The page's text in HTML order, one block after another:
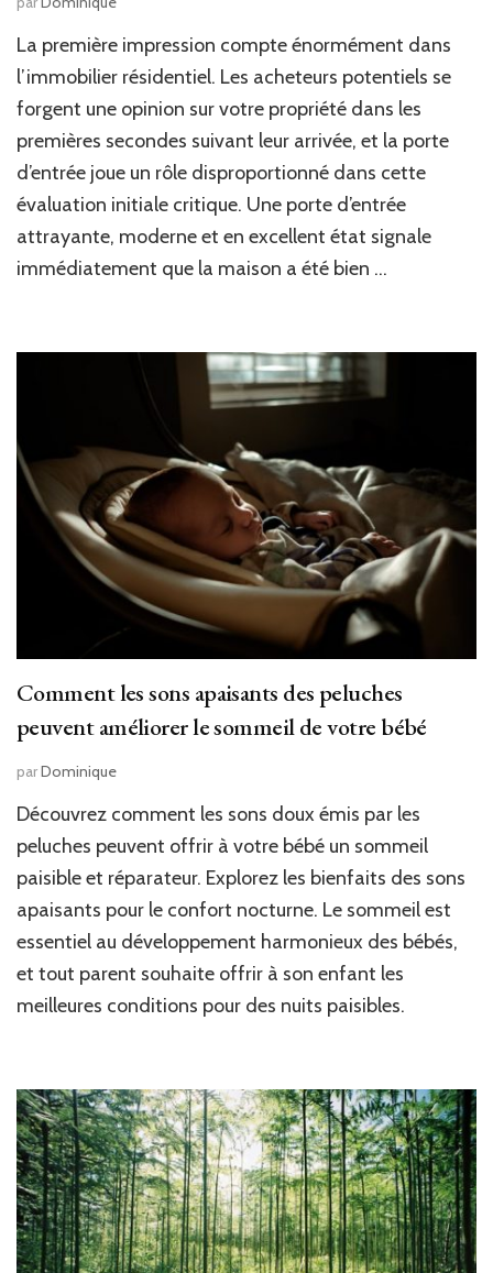
La première impression compte énormément dans
l’immobilier résidentiel. Les acheteurs potentiels se
forgent une opinion sur votre propriété dans les
premières secondes suivant leur arrivée, et la porte
d’entrée joue un rôle disproportionné dans cette
évaluation initiale critique. Une porte d’entrée
attrayante, moderne et en excellent état signale
immédiatement que la maison a été bien …
Comment les sons apaisants des peluches
peuvent améliorer le sommeil de votre bébé
parDominique
Découvrez comment les sons doux émis par les
peluches peuvent offrir à votre bébé un sommeil
paisible et réparateur. Explorez les bienfaits des sons
apaisants pour le confort nocturne. Le sommeil est
essentiel au développement harmonieux des bébés,
et tout parent souhaite offrir à son enfant les
meilleures conditions pour des nuits paisibles.